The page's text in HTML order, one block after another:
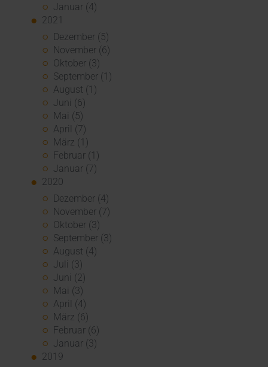
Januar (4)
2021
Dezember (5)
November (6)
Oktober (3)
September (1)
August (1)
Juni (6)
Mai (5)
April (7)
März (1)
Februar (1)
Januar (7)
2020
Dezember (4)
November (7)
Oktober (3)
September (3)
August (4)
Juli (3)
Juni (2)
Mai (3)
April (4)
März (6)
Februar (6)
Januar (3)
2019